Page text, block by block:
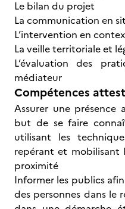
Le bilan du projet
La communication en
L’intervention en
La veille territoriale et
L’évaluation des
médiateur
Compétences
Assurer une
but de se faire
utilisant les
repérant et mobilisant
proximité
Informer les publics
des personnes dans le